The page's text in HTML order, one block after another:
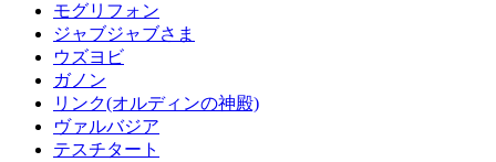
モグリフォン
ジャブジャブさま
ウズヨビ
ガノン
リンク(オルディンの神殿)
ヴァルバジア
テスチタート